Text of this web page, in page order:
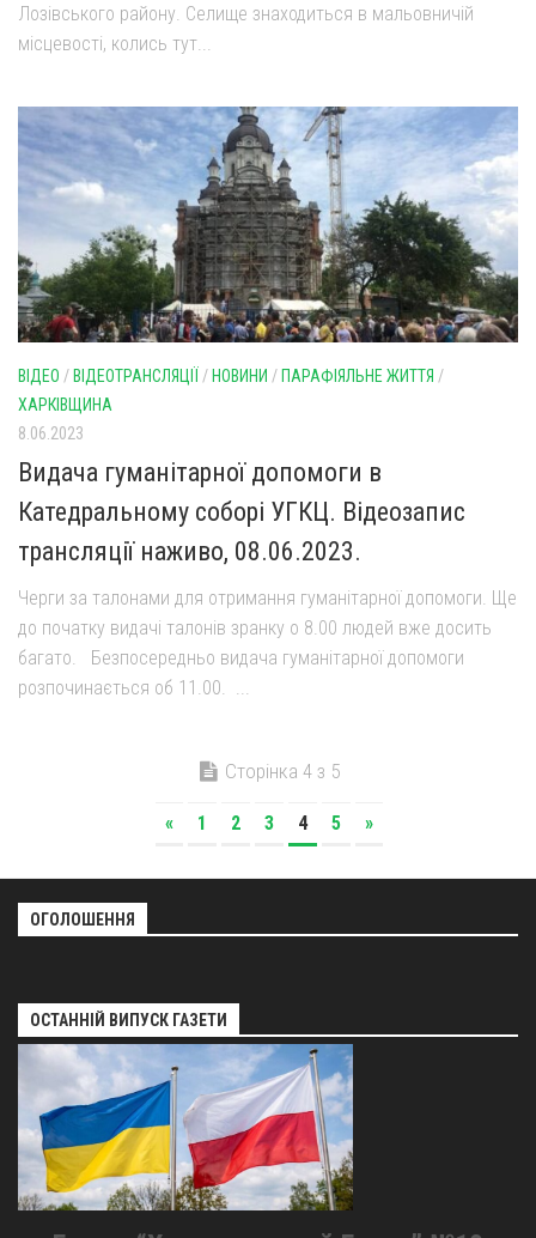
Лозівського району. Селище знаходиться в мальовничій
місцевості, колись тут...
ВІДЕО / ВІДЕОТРАНСЛЯЦІЇ / НОВИНИ / ПАРАФІЯЛЬНЕ ЖИТТЯ /
ХАРКІВЩИНА
8.06.2023
Видача гуманітарної допомоги в
Катедральному соборі УГКЦ. Відеозапис
трансляції наживо, 08.06.2023.
Черги за талонами для отримання гуманітарної допомоги. Ще
до початку видачі талонів зранку о 8.00 людей вже досить
багато. Безпосередньо видача гуманітарної допомоги
розпочинається об 11.00. ...
Сторінка 4 з 5
« 1 2 3 4 5 »
ОГОЛОШЕННЯ
ОСТАННІЙ ВИПУСК ГАЗЕТИ